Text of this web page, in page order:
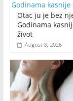
Otac ju je bez
Godinama
život
August 8, 2026